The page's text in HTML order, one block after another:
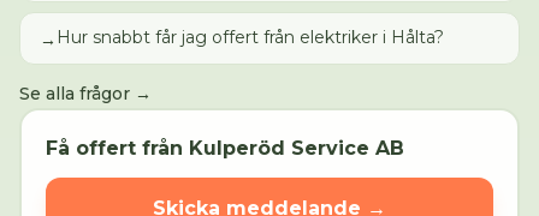
→ Hur snabbt får jag offert från elektriker i Hålta?
Se alla frågor →
Få offert från Kulperöd Service AB
Skicka meddelande →